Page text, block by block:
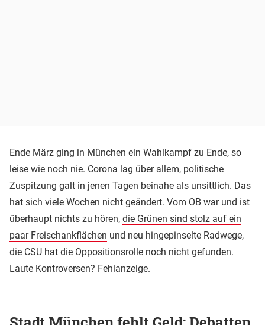
Ende März ging in München ein Wahlkampf zu Ende, so
leise wie noch nie. Corona lag über allem, politische
Zuspitzung galt in jenen Tagen beinahe als unsittlich. Das
hat sich viele Wochen nicht geändert. Vom OB war und ist
überhaupt nichts zu hören, die Grünen sind stolz auf ein
paar Freischankflächen und neu hingepinselte Radwege,
die CSU hat die Oppositionsrolle noch nicht gefunden.
Laute Kontroversen? Fehlanzeige.